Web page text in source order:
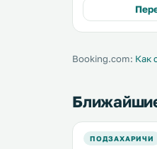
детская
бар. Предоставляется бесплатный
парковка. .
Booking.com: Как
ПОДЗАХАРИЧИ